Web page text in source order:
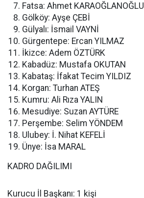
Fatsa: Ahmet KARAOĞLANOĞLU
Gölköy: Ayşe ÇEBİ
Gülyalı: İsmail VAYNİ
Gürgentepe: Ercan YILMAZ
İkizce: Adem ÖZTÜRK
Kabadüz: Mustafa OKUTAN
Kabataş: İfakat Tecim YILDIZ
Korgan: Turhan ATEŞ
Kumru: Ali Rıza YALIN
Mesudiye: Suzan AYTÜRE
Perşembe: Selim YÖNDEM
Ulubey: İ. Nihat KEFELİ
Ünye: İsa MARAL
KADRO DAĞILIMI
Kurucu İl Başkanı: 1 kişi